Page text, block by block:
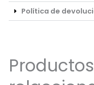
Política de
Productos